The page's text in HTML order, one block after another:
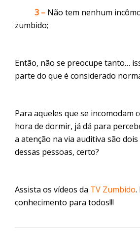
3 – Não tem nenhum
zumbido;
Então, não se preocupe tanto…
parte do que é considerado
Para aqueles que se incomodam
hora de dormir, já dá para
a atenção na via auditiva são
dessas pessoas, certo?
Assista os vídeos da TV Zumbido.
conhecimento para todos!!!